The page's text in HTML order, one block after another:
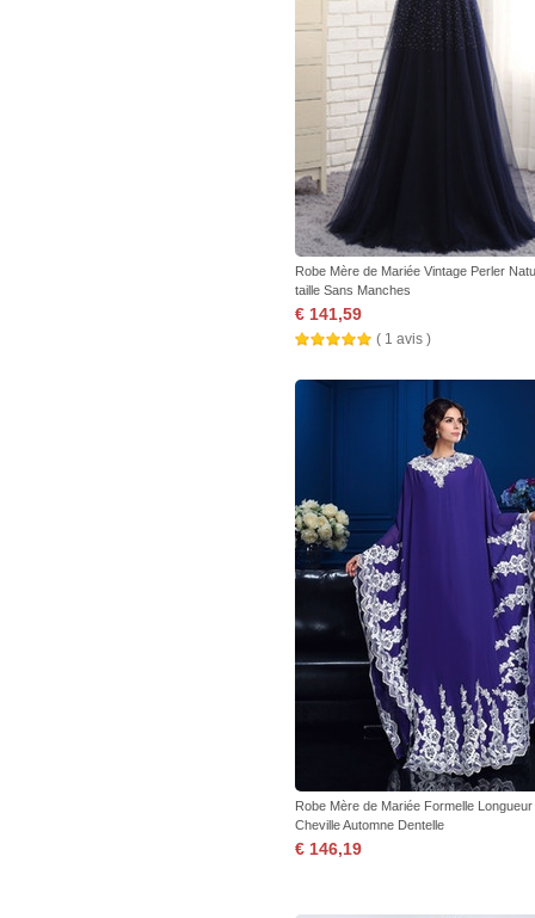
Robe Mère de Mariée Vintage Perler
taille Sans Manches
€ 141,59
( 1 avis )
Robe Mère de Mariée Formelle Longueur
Cheville Automne Dentelle
€ 146,19